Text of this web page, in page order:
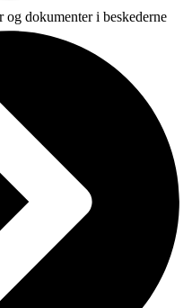
dokumenter i beskederne